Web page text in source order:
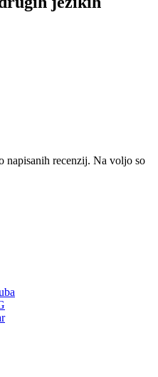
napisanih recenzij. Na voljo so